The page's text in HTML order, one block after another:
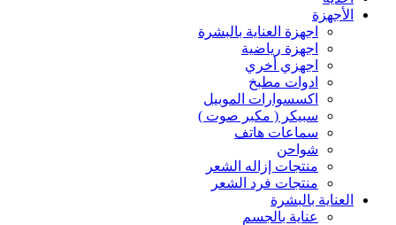
الأجهزة
اجهزة العناية بالبشرة
اجهزة رياضية
اجهزي أخري
ادوات مطبخ
اكسسوارات الموبيل
سبيكر ( مكبر صوت )
سماعات هاتف
شواحن
منتجات إزاله الشعر
منتجات فرد الشعر
العناية بالبشرة
عناية بالجسم